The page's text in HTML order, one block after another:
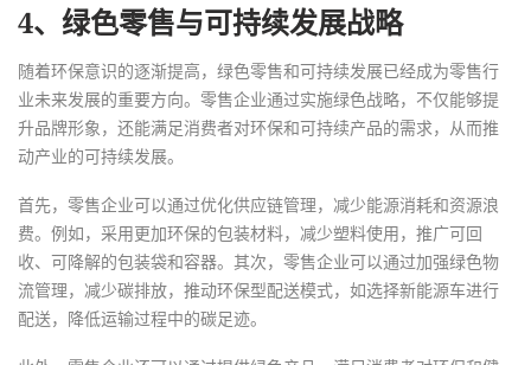
4、绿色零售与可持续发展战略
随着环保意识的逐渐提高，绿色零售和可持续发展已经成为零售行
业未来发展的重要方向。零售企业通过实施绿色战略，不仅能够提
升品牌形象，还能满足消费者对环保和可持续产品的需求，从而推
动产业的可持续发展。
首先，零售企业可以通过优化供应链管理，减少能源消耗和资源浪
费。例如，采用更加环保的包装材料，减少塑料使用，推广可回
收、可降解的包装袋和容器。其次，零售企业可以通过加强绿色物
流管理，减少碳排放，推动环保型配送模式，如选择新能源车进行
配送，降低运输过程中的碳足迹。